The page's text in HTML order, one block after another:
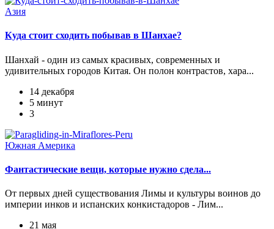
Азия
Куда стоит сходить побывав в Шанхае?
Шанхай - один из самых красивых, современных и
удивительных городов Китая. Он полон контрастов, хара...
14 декабря
5 минут
3
Южная Америка
Фантастические вещи, которые нужно сдела...
От первых дней существования Лимы и культуры воинов до
империи инков и испанских конкистадоров - Лим...
21 мая